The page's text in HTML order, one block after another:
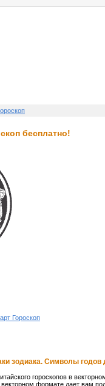
бесплатно!
Гороскоп
зодиака. Символы годов
гороскопов в
формате дает вам